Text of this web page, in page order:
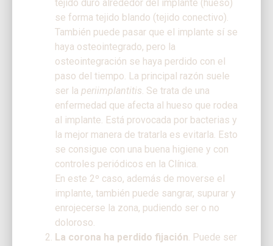
tejido duro alrededor del implante (hueso)
se forma tejido blando (tejido conectivo).
También puede pasar que el implante sí se
haya osteointegrado, pero la
osteointegración se haya perdido con el
paso del tiempo. La principal razón suele
ser la periimplantitis . Se trata de una
enfermedad que afecta al hueso que rodea
al implante. Está provocada por bacterias y
la mejor manera de tratarla es evitarla. Esto
se consigue con una buena higiene y con
controles periódicos en la Clínica.
En este 2º caso, además de moverse el
implante, también puede sangrar, supurar y
enrojecerse la zona, pudiendo ser o no
doloroso.
La corona ha perdido fijación . Puede ser